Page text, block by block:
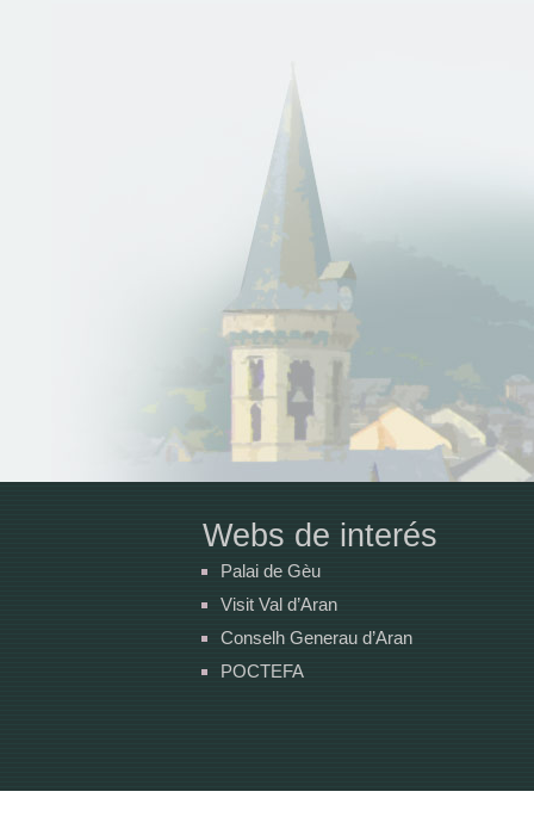
Webs de interés
Palai de Gèu
Visit Val d’Aran
Conselh Generau d’Aran
POCTEFA